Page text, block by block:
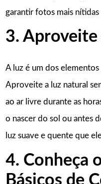
garantir fotos mais nítidas
3. Aproveite
A luz é um dos
Aproveite a luz natural
ao ar livre durante as
o nascer do sol ou antes
luz suave e quente que
4. Conheça
Básicos de